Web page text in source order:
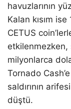
havuzlarının
Kalan kısım
CETUS
etkilenmezken,
milyonlarca
Tornado
saldırının
düştü.